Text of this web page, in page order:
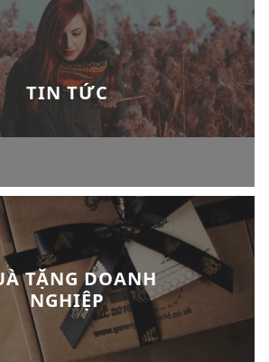
TIN TỨC
TẶNG DOANH
NGHIỆP